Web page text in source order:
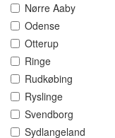
Nørre Aaby
Odense
Otterup
Ringe
Rudkøbing
Ryslinge
Svendborg
Sydlangeland